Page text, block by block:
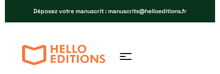
Déposez votre manuscrit : manuscrits@helloeditions.fr